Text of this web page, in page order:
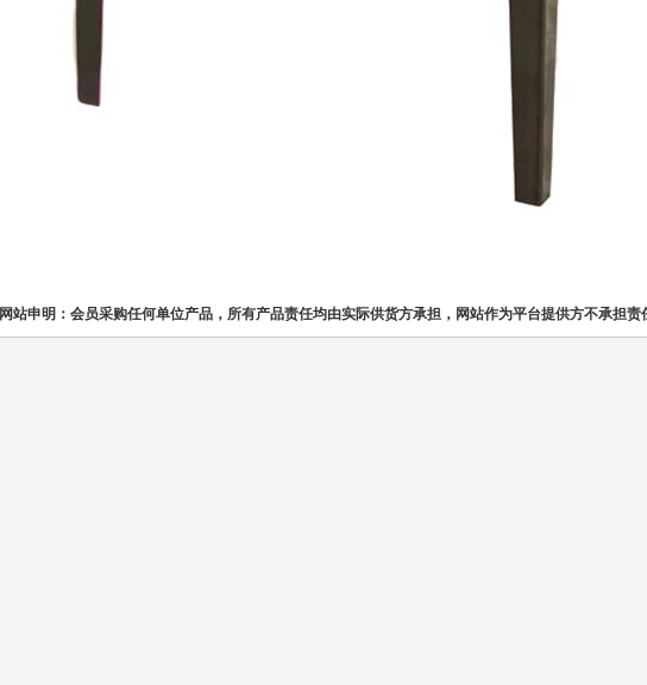
网站申明：会员采购任何单位产品，所有产品责任均由实际供货方承担，网站作为平台提供方不承担责